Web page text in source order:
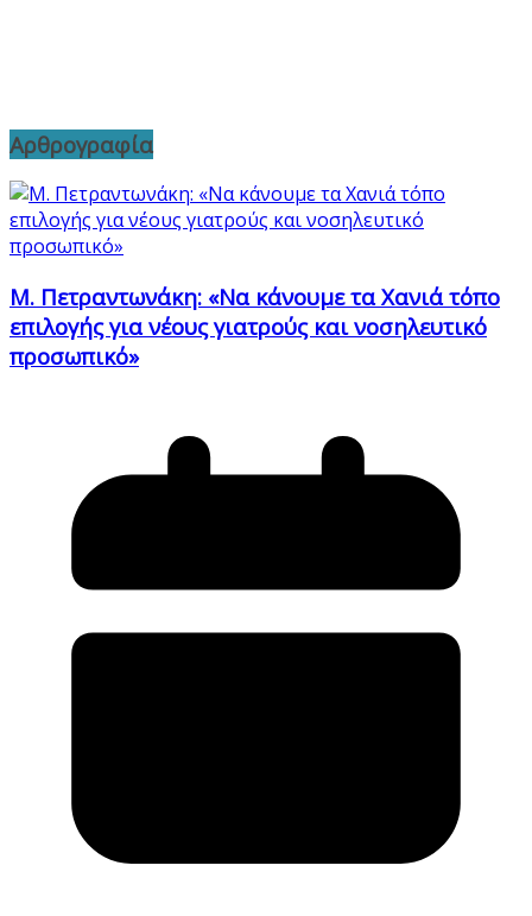
Αρθρογραφία
Μ. Πετραντωνάκη: «Να κάνουμε τα Χανιά τόπο
επιλογής για νέους γιατρούς και νοσηλευτικό
προσωπικό»